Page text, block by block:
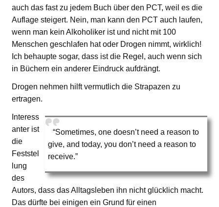
auch das fast zu jedem Buch über den PCT, weil es die
Auflage steigert. Nein, man kann den PCT auch laufen,
wenn man kein Alkoholiker ist und nicht mit 100
Menschen geschlafen hat oder Drogen nimmt, wirklich!
Ich behaupte sogar, dass ist die Regel, auch wenn sich
in Büchern ein anderer Eindruck aufdrängt.
Drogen nehmen hilft vermutlich die Strapazen zu
ertragen.
“Sometimes, one doesn’t need a reason to
give, and today, you don’t need a reason to
receive.”
Interess
anter ist
die
Feststel
lung
des
Autors, dass das Alltagsleben ihn nicht glücklich macht.
Das dürfte bei einigen ein Grund für einen